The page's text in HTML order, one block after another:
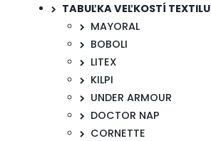
TABUĽKA VEĽKOSTÍ TEXTILU
MAYORAL
BOBOLI
LITEX
KILPI
UNDER ARMOUR
DOCTOR NAP
CORNETTE